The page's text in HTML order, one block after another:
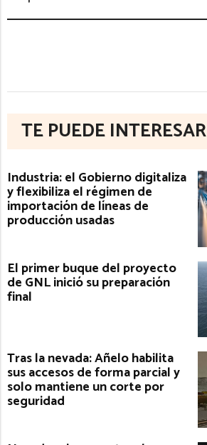
TE PUEDE INTERESAR
Industria: el Gobierno digitaliza
y flexibiliza el régimen de
importación de líneas de
producción usadas
El primer buque del proyecto
de GNL inició su preparación
final
Tras la nevada: Añelo habilita
sus accesos de forma parcial y
solo mantiene un corte por
seguridad